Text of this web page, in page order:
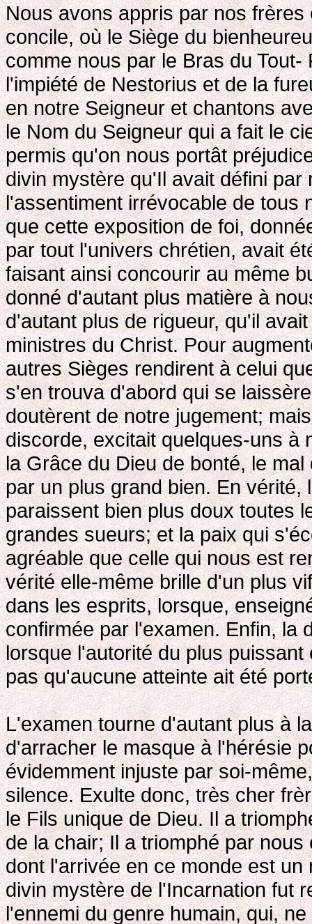
Nous avons appris par nos
concile, où le Siège du
comme nous par le Bras du
l'impiété de Nestorius et de la
en notre Seigneur et chantons
le Nom du Seigneur qui a fait le
permis qu'on nous portât
divin mystère qu'Il avait défini
l'assentiment irrévocable de tous
que cette exposition de foi,
par tout l'univers chrétien, avait
faisant ainsi concourir au même
donné d'autant plus matière à
d'autant plus de rigueur, qu'il
ministres du Christ. Pour
autres Sièges rendirent à celui
s'en trouva d'abord qui se
doutèrent de notre jugement;
discorde, excitait quelques-uns à
la Grâce du Dieu de bonté, le
par un plus grand bien. En
paraissent bien plus doux toutes
grandes sueurs; et la paix qui
agréable que celle qui nous est
vérité elle-même brille d'un plus
dans les esprits, lorsque,
confirmée par l'examen. Enfin, la
lorsque l'autorité du plus
pas qu'aucune atteinte ait été
L'examen tourne d'autant plus à
d'arracher le masque à l'hérésie
évidemment injuste par soi-
silence. Exulte donc, très cher
le Fils unique de Dieu. Il a
de la chair; Il a triomphé par
dont l'arrivée en ce monde est
divin mystère de l'Incarnation fut
l'ennemi du genre humain, qui,